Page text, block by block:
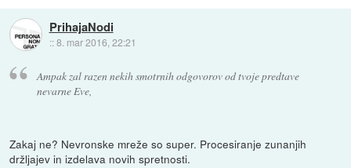
PrihajaNodi
::8. mar 2016, 22:21
Ampak zal razen nekih smotrnih odgovorov od tvoje predtave
nevarne Eve,
Zakaj ne? Nevronske mreže so super. Procesiranje zunanjih
držljajev in izdelava novih spretnosti.